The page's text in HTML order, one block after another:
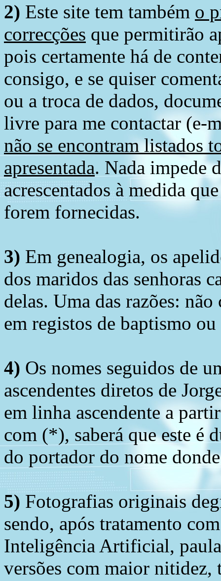
2) Este site tem também o
correcções que permitirão
pois certamente há de
consigo, e se quiser
ou a troca de dados,
livre para me contactar (e-
não se encontram listados
apresentada. Nada impede
acrescentados à medida
forem fornecidas.
3) Em genealogia, os
dos maridos das senhoras
delas. Uma das razões:
em registos de baptismo
4) Os nomes seguidos de
ascendentes diretos de
em linha ascendente a
com (*), saberá que este é
do portador do nome
5) Fotografias originais
sendo, após tratamento
Inteligência Artificial,
versões com maior nitidez,